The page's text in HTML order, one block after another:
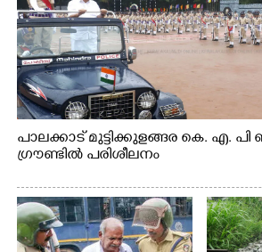
പാലക്കാട് മുട്ടിക്കുളങ്ങര കെ. എ. പി
ഗ്രൗണ്ടിൽ പരിശീലനം